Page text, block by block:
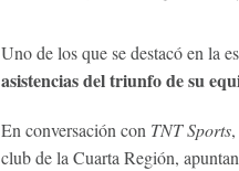
Uno de los que se destacó en la
asistencias del triunfo de su
En conversación con TNT Sports,
club de la Cuarta Región,